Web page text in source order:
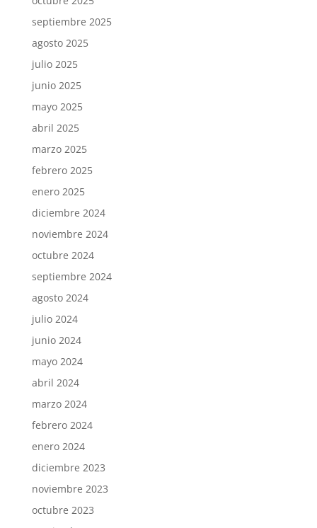
septiembre 2025
agosto 2025
julio 2025
junio 2025
mayo 2025
abril 2025
marzo 2025
febrero 2025
enero 2025
diciembre 2024
noviembre 2024
octubre 2024
septiembre 2024
agosto 2024
julio 2024
junio 2024
mayo 2024
abril 2024
marzo 2024
febrero 2024
enero 2024
diciembre 2023
noviembre 2023
octubre 2023